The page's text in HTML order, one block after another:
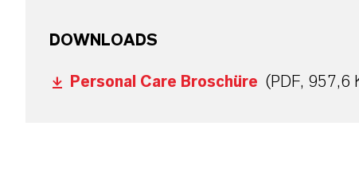
DOWNLOADS
Personal Care Broschüre (PDF, 957,6